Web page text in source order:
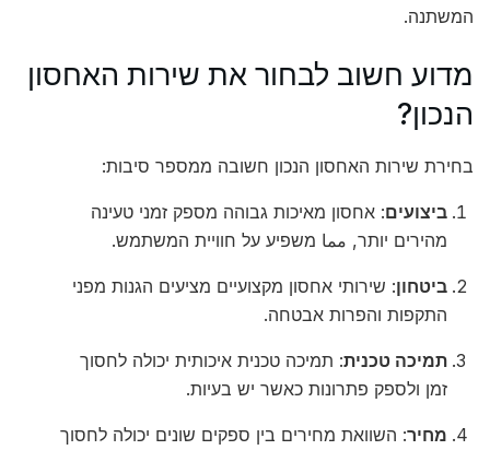
המשתנה.
מדוע חשוב לבחור את שירות האחסון
הנכון?
בחירת שירות האחסון הנכון חשובה ממספר סיבות:
ביצועים: אחסון מאיכות גבוהה מספק זמני טעינה
מהירים יותר, مما משפיע על חוויית המשתמש.
ביטחון: שירותי אחסון מקצועיים מציעים הגנות מפני
התקפות והפרות אבטחה.
תמיכה טכנית: תמיכה טכנית איכותית יכולה לחסוך
זמן ולספק פתרונות כאשר יש בעיות.
מחיר: השוואת מחירים בין ספקים שונים יכולה לחסוך